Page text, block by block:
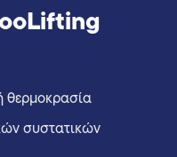
θερμοκρασία
συστατικών